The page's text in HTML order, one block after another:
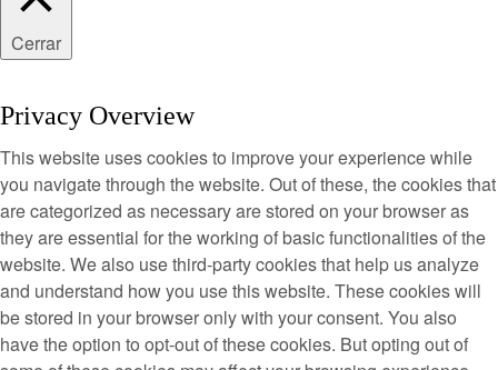
Cerrar
Privacy Overview
This website uses cookies to improve your experience while
you navigate through the website. Out of these, the cookies that
are categorized as necessary are stored on your browser as
they are essential for the working of basic functionalities of the
website. We also use third-party cookies that help us analyze
and understand how you use this website. These cookies will
be stored in your browser only with your consent. You also
have the option to opt-out of these cookies. But opting out of